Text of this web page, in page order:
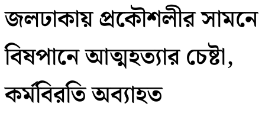
জলঢাকায় প্রকৌশলীর সামনে
বিষপানে আত্মহত্যার চেষ্টা,
কর্মবিরতি অব্যাহত